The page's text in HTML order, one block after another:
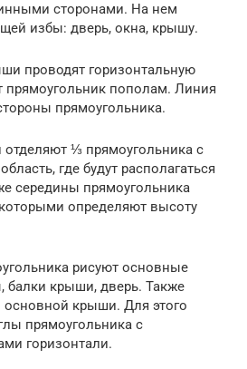
сторонами. На нем
избы: дверь, окна, крышу.
проводят горизонтальную
прямоугольник пополам. Линия
прямоугольника.
отделяют ⅓ прямоугольника с
где будут располагаться
середины прямоугольника
определяют высоту
рисуют основные
балки крыши, дверь. Также
крыши. Для этого
прямоугольника с
горизонтали.